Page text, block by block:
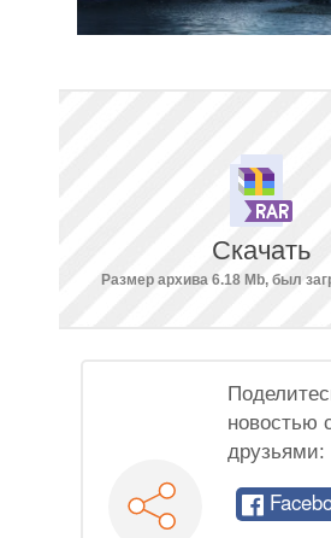
Скачать
Размер архива 6.18 Mb, был
новостью
друзьями: